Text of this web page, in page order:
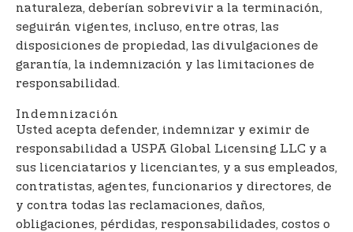
naturaleza, deberían sobrevivir a la terminación,
seguirán vigentes, incluso, entre otras, las
disposiciones de propiedad, las divulgaciones de
garantía, la indemnización y las limitaciones de
responsabilidad.
Indemnización
Usted acepta defender, indemnizar y eximir de
responsabilidad a USPA Global Licensing LLC y a
sus licenciatarios y licenciantes, y a sus empleados,
contratistas, agentes, funcionarios y directores, de
y contra todas las reclamaciones, daños,
obligaciones, pérdidas, responsabilidades, costos o